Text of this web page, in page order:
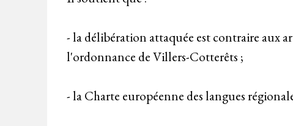
- la délibération attaquée est contraire aux
l'ordonnance de Villers-Cotterêts ;
- la Charte européenne des langues